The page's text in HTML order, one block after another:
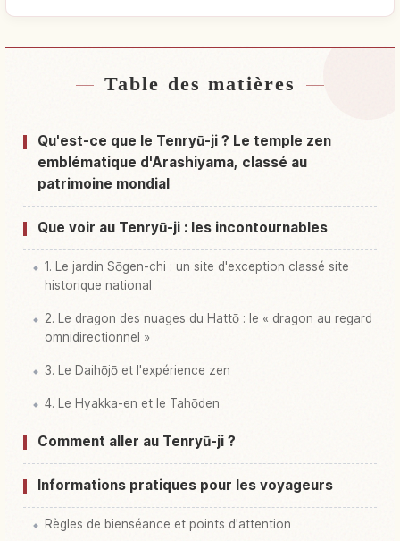
Hébergements près de Temple Tenryu-ji, Kyoto
Activités à Temple Tenryu-ji, Kyoto↗
Table des matières
Qu'est-ce que le Tenryū-ji ? Le temple zen
emblématique d'Arashiyama, classé au
patrimoine mondial
Que voir au Tenryū-ji : les incontournables
1. Le jardin Sōgen-chi : un site d'exception classé site
historique national
2. Le dragon des nuages du Hattō : le « dragon au regard
omnidirectionnel »
3. Le Daihōjō et l'expérience zen
4. Le Hyakka-en et le Tahōden
Comment aller au Tenryū-ji ?
Informations pratiques pour les voyageurs
Règles de bienséance et points d'attention